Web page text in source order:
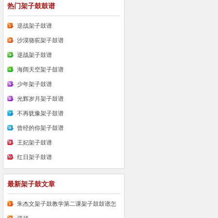
热门架子鼓鼓谱
逆战架子鼓谱
沙漠骆驼架子鼓谱
逆战架子鼓谱
海阔天空架子鼓谱
少年架子鼓谱
光辉岁月架子鼓谱
不再犹豫架子鼓谱
曾经的你架子鼓谱
王妃架子鼓谱
红日架子鼓谱
最新架子鼓文章
朱杰文架子鼓教学第二课架子鼓鼓谱怎